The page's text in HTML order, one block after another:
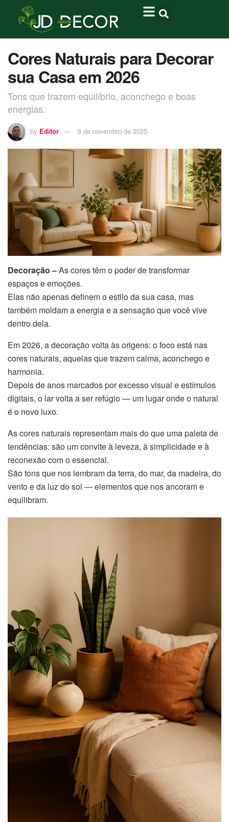
Cores Naturais para Decorar
sua Casa em 2026
Tons que trazem equilíbrio, aconchego e boas
energias.
by Editor 9 de novembro de 2025
Decoração –As cores têm o poder de transformar
espaços e emoções.
Elas não apenas definem o estilo da sua casa, mas
também moldam a energia e a sensação que você vive
dentro dela.
Em 2026, a decoração volta às origens: o foco está nas
cores naturais, aquelas que trazem calma, aconchego e
harmonia.
Depois de anos marcados por excesso visual e estímulos
digitais, o lar volta a ser refúgio — um lugar onde o natural
é o novo luxo.
As cores naturais representam mais do que uma paleta de
tendências: são um convite à leveza, à simplicidade e à
reconexão com o essencial.
São tons que nos lembram da terra, do mar, da madeira, do
vento e da luz do sol — elementos que nos ancoram e
equilibram.